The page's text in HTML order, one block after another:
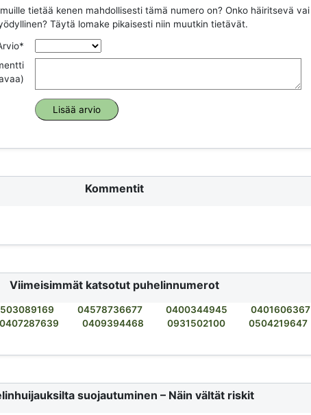
tietää kenen mahdollisesti tämä numero on? Onko häiritsevä vai
Täytä lomake pikaisesti niin muutkin tietävät.
Kommentit
Viimeisimmät katsotut puhelinnumerot
04578736677 0400344945
0401606367
0407287639 0409394468 0931502100 0504219647
suojautuminen – Näin vältät riskit